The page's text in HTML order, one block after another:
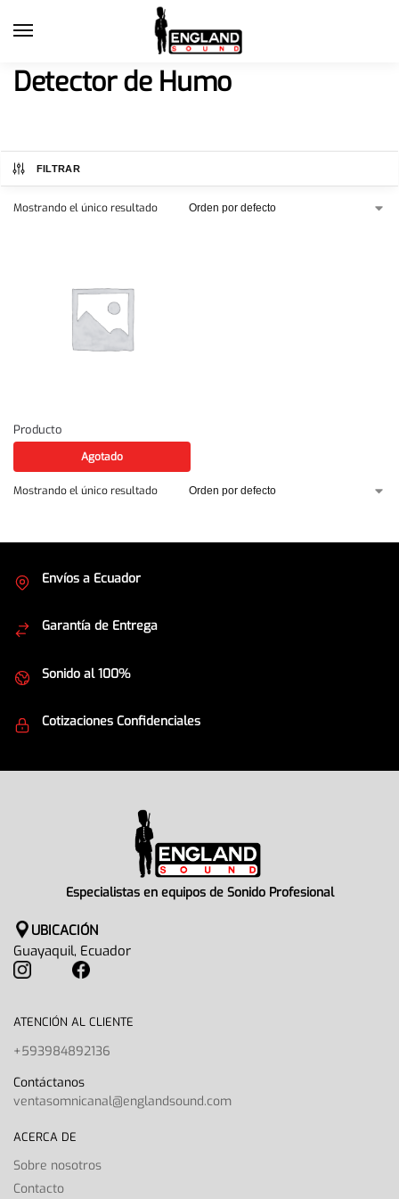
Detector de Humo
FILTRAR
Mostrando el único resultado
Producto
Agotado
Mostrando el único resultado
Envíos a Ecuador
Garantía de Entrega
Sonido al 100%
Cotizaciones Confidenciales
Especialistas en equipos de Sonido Profesional
UBICACIÓN
Guayaquil, Ecuador
ATENCIÓN AL CLIENTE
+593984892136
Contáctanos
ventasomnicanal@englandsound.com
ACERCA DE
Sobre nosotros
Contacto